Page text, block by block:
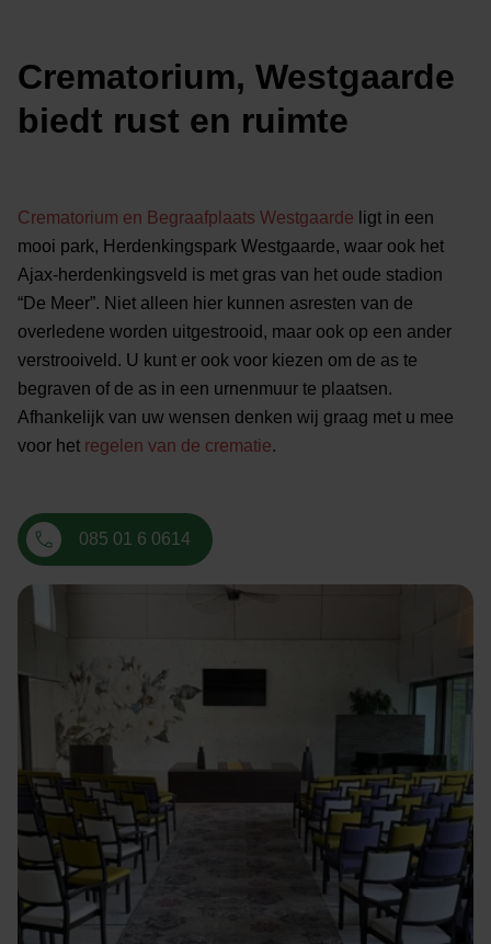
Crematorium, Westgaarde
biedt rust en ruimte
Crematorium en Begraafplaats Westgaarde ligt in een
mooi park, Herdenkingspark Westgaarde, waar ook het
Ajax-herdenkingsveld is met gras van het oude stadion
“De Meer”. Niet alleen hier kunnen asresten van de
overledene worden uitgestrooid, maar ook op een ander
verstrooiveld. U kunt er ook voor kiezen om de as te
begraven of de as in een urnenmuur te plaatsen.
Afhankelijk van uw wensen denken wij graag met u mee
voor het regelen van de crematie.
085 01 6 0614